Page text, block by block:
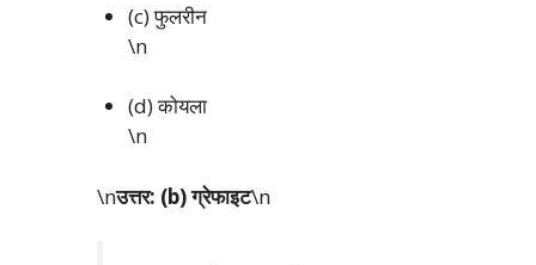
(c) फुलरीन
\n
(d) कोयला
\n
\nउत्तर: (b) ग्रेफाइट\n